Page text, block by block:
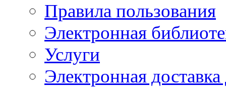
Правила пользования
Электронная
Услуги
Электронная